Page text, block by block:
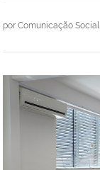
por Comunicação